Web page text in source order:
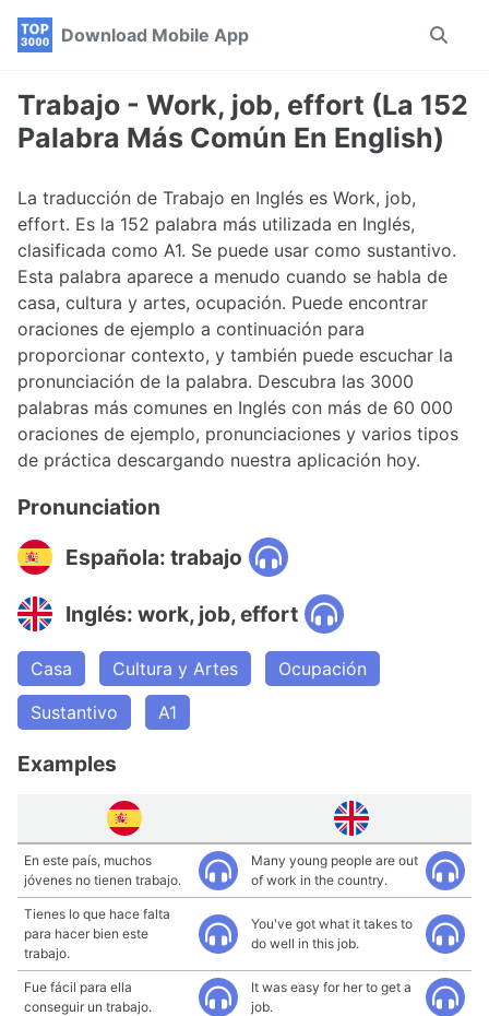
Skip
navigation
Skip
Skip
Download Mobile App
Toggle
Trabajo - Work, job, effort (La 152
Palabra Más Común En English)
La traducción de Trabajo en Inglés es Work, job,
effort. Es la 152 palabra más utilizada en Inglés,
clasificada como A1. Se puede usar como sustantivo.
Esta palabra aparece a menudo cuando se habla de
casa, cultura y artes, ocupación. Puede encontrar
oraciones de ejemplo a continuación para
proporcionar contexto, y también puede escuchar la
pronunciación de la palabra. Descubra las 3000
palabras más comunes en Inglés con más de 60 000
oraciones de ejemplo, pronunciaciones y varios tipos
de práctica descargando nuestra aplicación hoy.
Pronunciation
Española: trabajo
Inglés: work, job, effort
Casa Cultura y Artes
Ocupación
Sustantivo
A1
Examples
En este país, muchos
jóvenes no tienen trabajo.
Many young people are out
of work in the country.
Tienes lo que hace falta
para hacer bien este
trabajo.
You've got what it takes to
do well in this job.
Fue fácil para ella
conseguir un trabajo.
It was easy for her to get a
job.